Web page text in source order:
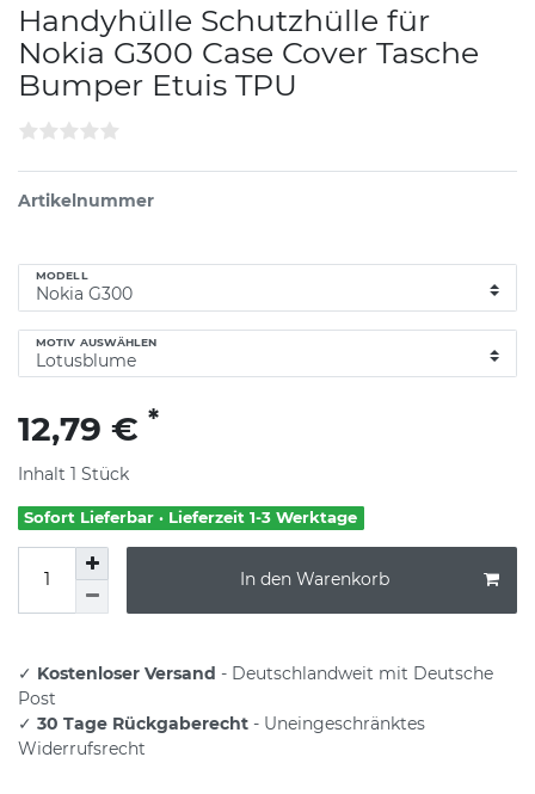
Handyhülle Schutzhülle für
Nokia G300 Case Cover Tasche
Bumper Etuis TPU
Artikelnummer
MODELL
MOTIV AUSWÄHLEN
12,79 € *
Inhalt 1 Stück
Sofort Lieferbar · Lieferzeit 1-3 Werktage
In den Warenkorb
✓ Kostenloser Versand - Deutschlandweit mit Deutsche
Post
✓ 30 Tage Rückgaberecht - Uneingeschränktes
Widerrufsrecht